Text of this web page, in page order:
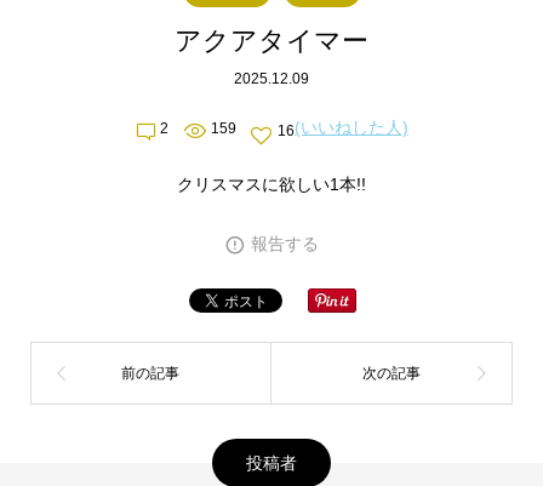
アクアタイマー
2025.12.09
2 159 16(いいねした人)
クリスマスに欲しい1本!!
報告する
投稿者